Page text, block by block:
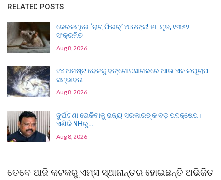
RELATED POSTS
କେରଳମ୍‌ରେ ‘ରାଟ୍ ଫିଭର୍’ ଆତଙ୍କ! ୫୮ ମୃତ, ୧୩୫୨
ସଂକ୍ରମିତ
Aug 8, 2026
୧୪ ଅଗଷ୍ଟ ବେଳକୁ ବଙ୍ଗୋପସାଗରରେ ଆଉ ଏକ ଲଘୁଚାପ
ସମ୍ଭାବନା
Aug 8, 2026
ଦୁର୍ଘଟଣା ରୋକିବାକୁ ରାଜ୍ୟ ସରକାରଙ୍କ ବଡ଼ ପଦକ୍ଷେପ।
ଏଣିକି NHରୁ…
Aug 8, 2026
ତେବେ ଆଜି କଟକରୁ ଏମ୍ସ ସ୍ଥାନାନ୍ତର ହୋଇଛନ୍ତି ଅଭିଜିତ